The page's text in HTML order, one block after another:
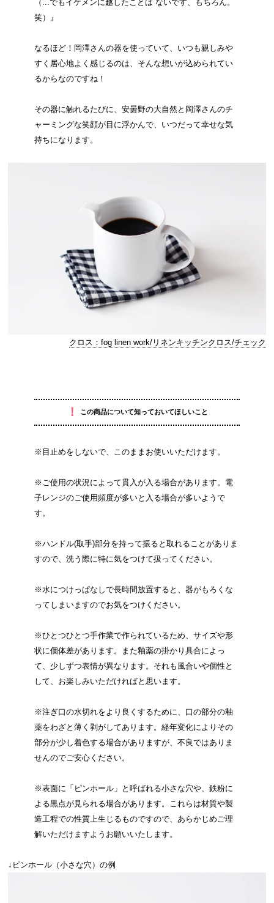
（...でもイケメンに越したことは ないです、もちろん。
笑）』
なるほど！岡澤さんの器を使っていて、いつも親しみや
すく居心地よく感じるのは、そんな想いが込められてい
るからなのですね！
その器に触れるたびに、安曇野の大自然と岡澤さんのチ
ャーミングな笑顔が目に浮かんで、いつだって幸せな気
持ちになります。
クロス：fog linen work/リネンキッチンクロス/チェック
！ この商品について知っておいてほしいこと
※目止めをしないで、このままお使いいただけます。
※ご使用の状況によって貫入が入る場合があります。電
子レンジのご使用頻度が多いと入る場合が多いようで
す。
※ハンドル(取手)部分を持って振ると取れることがありま
すので、洗う際に特に気をつけて扱ってください。
※水につけっぱなしで長時間放置すると、器がもろくな
ってしまいますのでお気をつけください。
※ひとつひとつ手作業で作られているため、サイズや形
状に個体差があります。また釉薬の掛かり具合によっ
て、少しずつ表情が異なります。それも風合いや個性と
して、お楽しみいただければと思います。
※注ぎ口の水切れをより良くするために、口の部分の釉
薬をわざと薄く剥がしてあります。経年変化によりその
部分が少し着色する場合がありますが、不良ではありま
せんのでご安心ください。
※表面に「ピンホール」と呼ばれる小さな穴や、鉄粉に
よる黒点が見られる場合があります。これらは材質や製
造工程での性質上生じるものですので、あらかじめご理
解いただけますようお願いいたします。
↓ピンホール（小さな穴）の例